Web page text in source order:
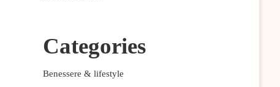
Categories
Benessere & lifestyle